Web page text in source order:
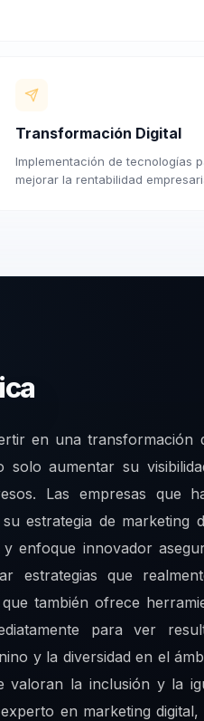
Transformación Digital
Implementación de tecnologías
mejorar la rentabilidad
en una transformación
solo aumentar su
Las empresas que
estrategia de marketing
enfoque innovador
estrategias que
también ofrece
para ver
y la diversidad en el
valoran la inclusión y la
en marketing